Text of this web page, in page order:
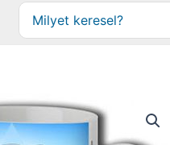
Search
for: